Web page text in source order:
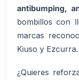
antibumping,
bombillos con
marcas
Kiuso y Ezcurra.
¿Quieres